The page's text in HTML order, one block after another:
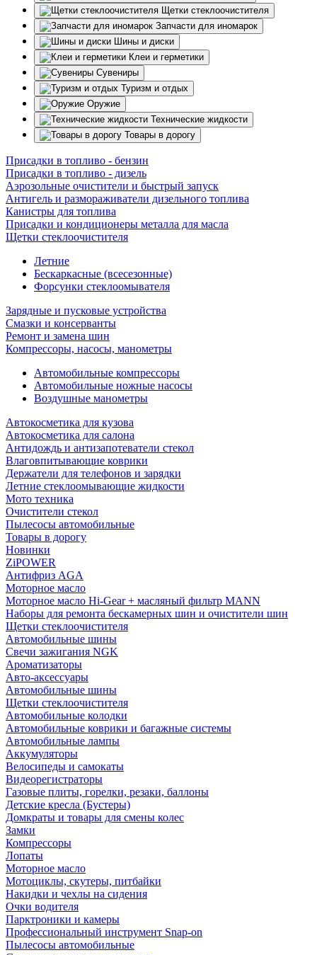
Щетки стеклоочистителя
Запчасти для иномарок
Шины и диски
Клеи и герметики
Сувениры
Туризм и отдых
Оружие
Технические жидкости
Товары в дорогу
Присадки в топливо - бензин
Присадки в топливо - дизель
Аэрозольные очистители и быстрый запуск
Антигель и размораживатели дизельного топлива
Канистры для топлива
Присадки и кондиционеры металла для масла
Щетки стеклоочистителя
Летние
Бескаркасные (всесезонные)
Форсунки стеклоомывателя
Зарядные и пусковые устройства
Смазки и консерванты
Ремонт и замена шин
Компрессоры, насосы, манометры
Автомобильные компрессоры
Автомобильные ножные насосы
Воздушные манометры
Автокосметика для кузова
Автокосметика для салона
Антидождь и антизапотеватели стекол
Влаговпитывающие коврики
Держатели для телефонов и зарядки
Летние стеклоомывающие жидкости
Мото техника
Очистители стекол
Пылесосы автомобильные
Товары в дорогу
Новинки
ZiPOWER
Антифриз AGA
Моторное масло
Моторное масло Hi-Gear + масляный фильтр MANN
Наборы для ремонта бескамерных шин и очистители шин
Щетки стеклоочистителя
Автомобильные шины
Свечи зажигания NGK
Ароматизаторы
Авто-аксессуары
Автомобильные шины
Щетки стеклоочистителя
Автомобильные колодки
Автомобильные коврики и багажные системы
Автомобильные лампы
Аккумуляторы
Велосипеды и самокаты
Видеорегистраторы
Газовые плиты, горелки, резаки, баллоны
Детские кресла (Бустеры)
Домкраты и товары для смены колес
Замки
Компрессоры
Лопаты
Моторное масло
Мотоциклы, скутеры, питбайки
Накидки и чехлы на сидения
Очки водителя
Парктроники и камеры
Профессиональный инструмент Snap-on
Пылесосы автомобильные